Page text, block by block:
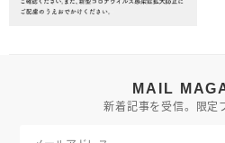
MAIL
新着記事を受信。限定